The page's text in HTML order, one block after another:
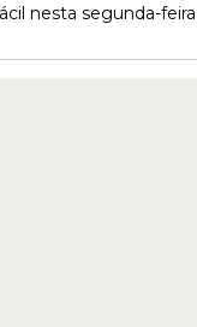
nesta segunda-